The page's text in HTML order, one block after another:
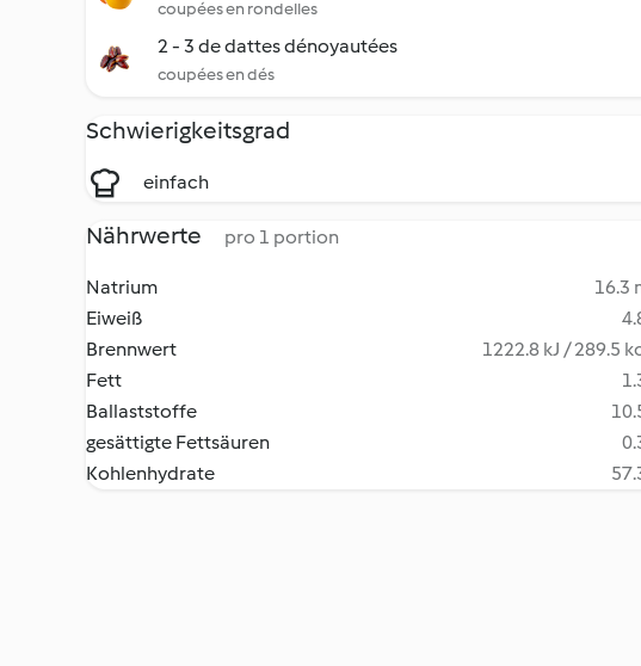
coupées en rondelles
2 - 3 de dattes dénoyautées
coupées en dés
Schwierigkeitsgrad
einfach
Nährwerte pro 1 portion
Natrium
16.3
Eiweiß
Brennwert
1222.8 kJ / 289.5
Fett
Ballaststoffe
gesättigte Fettsäuren
Kohlenhydrate